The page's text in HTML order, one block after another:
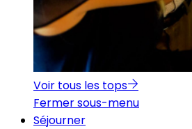
Voir tous les tops
Fermer sous-menu
Séjourner